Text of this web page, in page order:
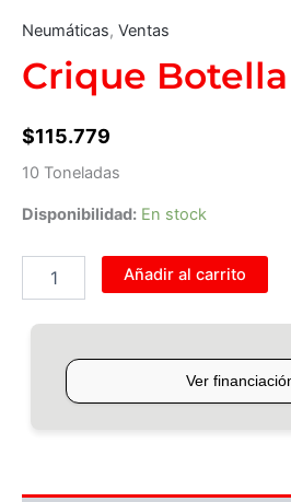
Neumáticas, Ventas
Crique
$115.779
10 Toneladas
Disponibilidad: En stock
Añadir al carrito